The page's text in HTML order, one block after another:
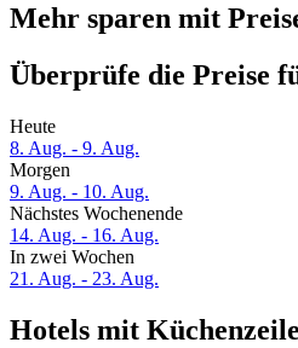
Mehr sparen mit
Überprüfe die Preise
Heute
8. Aug. - 9. Aug.
Morgen
9. Aug. - 10. Aug.
Nächstes Wochenende
14. Aug. - 16. Aug.
In zwei Wochen
21. Aug. - 23. Aug.
Hotels mit